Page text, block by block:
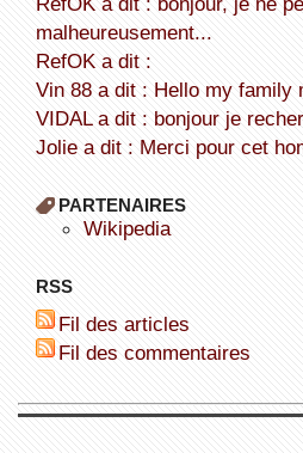
malheureusement...
refOK a dit :
Vin 88 a dit : Hello my
VIDAL a dit : bonjour je
Jolie a dit : Merci pour cet
PARTENAIRES
wikipedia
RSS
Fil des articles
Fil des commentaires